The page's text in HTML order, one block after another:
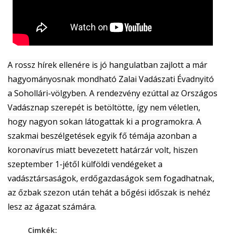
A rossz hírek ellenére is jó hangulatban zajlott a már
hagyományosnak mondható Zalai Vadászati Évadnyitó
a Sohollári-völgyben. A rendezvény ezúttal az Országos
Vadásznap szerepét is betöltötte, így nem véletlen,
hogy nagyon sokan látogattak ki a programokra. A
szakmai beszélgetések egyik fő témája azonban a
koronavírus miatt bevezetett határzár volt, hiszen
szeptember 1-jétől külföldi vendégeket a
vadásztársaságok, erdőgazdaságok sem fogadhatnak,
az őzbak szezon után tehát a bőgési időszak is nehéz
lesz az ágazat számára.
Cimkék: